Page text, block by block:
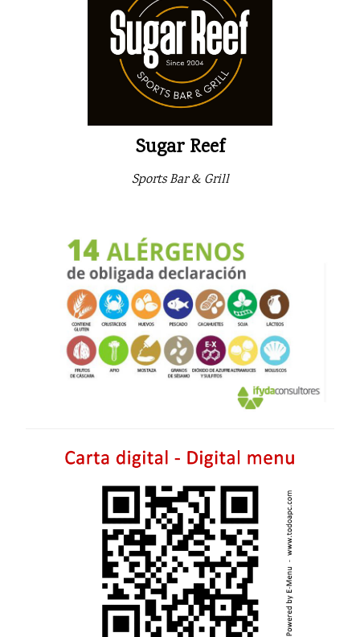
Sugar Reef
Sports Bar & Grill